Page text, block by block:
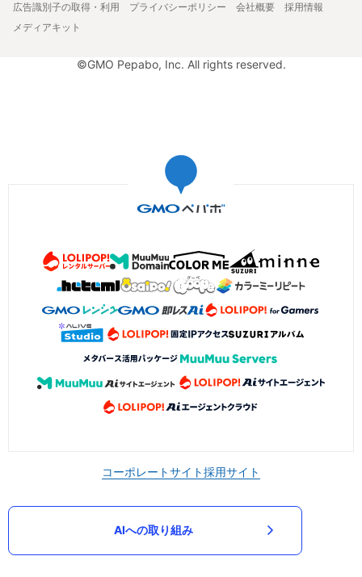
広告識別子の取得・利用
プライバシーポリシー 会社概要
採用情報
メディアキット
©GMO Pepabo, Inc. All rights reserved.
コーポレートサイト採用サイト
AIへの取り組み